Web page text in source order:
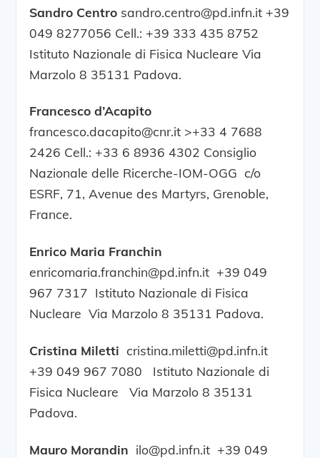
Sandro Centro sandro.centro@pd.infn.it +39
049 8277056 Cell.: +39 333 435 8752
Istituto Nazionale di Fisica Nucleare Via
Marzolo 8 35131 Padova.
Francesco d’Acapito
francesco.dacapito@cnr.it >+33 4 7688
2426 Cell.: +33 6 8936 4302 Consiglio
Nazionale delle Ricerche-IOM-OGG c/o
ESRF, 71, Avenue des Martyrs, Grenoble,
France.
Enrico Maria Franchin
enricomaria.franchin@pd.infn.it +39 049
967 7317 Istituto Nazionale di Fisica
Nucleare Via Marzolo 8 35131 Padova.
Cristina Miletti cristina.miletti@pd.infn.it
+39 049 967 7080 Istituto Nazionale di
Fisica Nucleare Via Marzolo 8 35131
Padova.
Mauro Morandin ilo@pd.infn.it +39 049